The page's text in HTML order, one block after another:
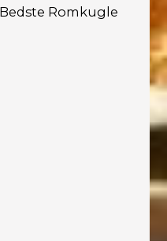
Romkugle